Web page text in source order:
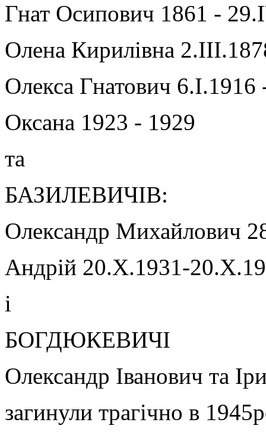
Гнат Осипович 1861 -
Олена Кирилівна
Олекса Гнатович 6.І.1916
Оксана 1923 - 1929
та
БАЗИЛЕВИЧІВ:
Олександр Михайлович
Андрій 20.Х.1931-
і
БОГДЮКЕВИЧІ
Олександр Іванович та
загинули трагічно в